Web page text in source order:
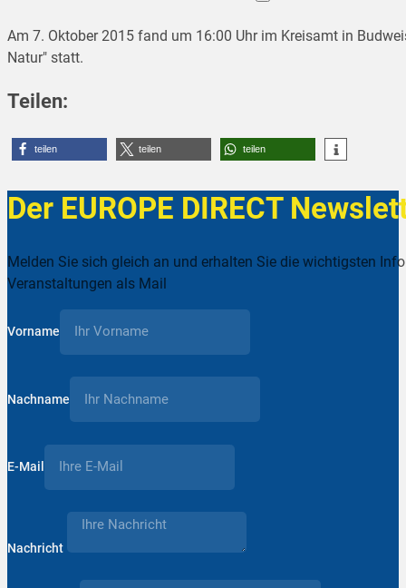
Am 7. Oktober 2015 fand um 16:00 Uhr im Kreisamt in
Natur" statt.
Teilen:
teilen teilen teilen
Der EUROPE DIRECT
Melden Sie sich gleich an und erhalten Sie die wichtigsten
Veranstaltungen als Mail
Vorname
Nachname
E-Mail
Nachricht